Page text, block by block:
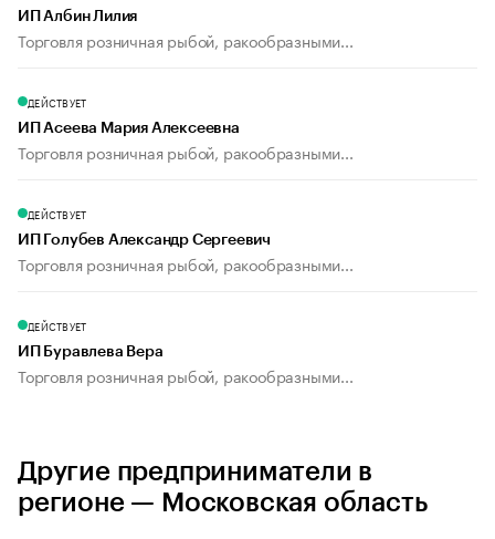
ИП Албин Лилия
Торговля розничная рыбой, ракообразными...
ДЕЙСТВУЕТ
ИП Асеева Мария Алексеевна
Торговля розничная рыбой, ракообразными...
ДЕЙСТВУЕТ
ИП Голубев Александр Сергеевич
Торговля розничная рыбой, ракообразными...
ДЕЙСТВУЕТ
ИП Буравлева Вера
Торговля розничная рыбой, ракообразными...
Другие предприниматели в
регионе — Московская область